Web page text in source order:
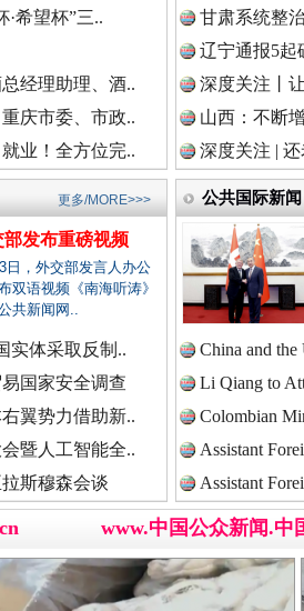
治新闻网.
院新闻网.
察新闻网.
药新闻网.
业新闻网.
工大吉！ 三轮
·希望杯”三..
经理助理、酒..
庆市委、市政..
业！全方位完..
甘肃系统整
辽宁通报5起
深度关注丨
山西：不断
深度关注 |
部发布重磅视频
日，外交部发言人办公
双语视频《南海听涛》
共新闻网..
实体采取反制..
国家安全调查
翼势力借助新..
暨人工智能全..
斯穆森会谈
更多/MORE>>> 公共国际新闻
China and
Li Qiang to
Colombian
Assistant
Assistant
www.中国公众新闻.中